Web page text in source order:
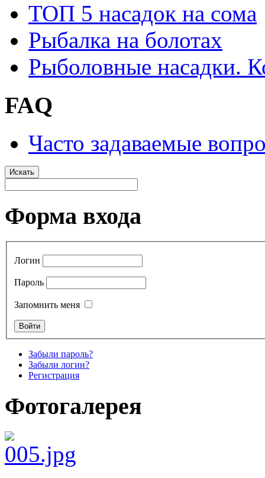
ТОП 5 насадок на сома
Рыбалка на болотах
Рыболовные насадки.
FAQ
Часто задаваемые
Искать
Форма входа
Логин
Пароль
Запомнить меня
Забыли пароль?
Забыли логин?
Регистрация
Фотогалерея